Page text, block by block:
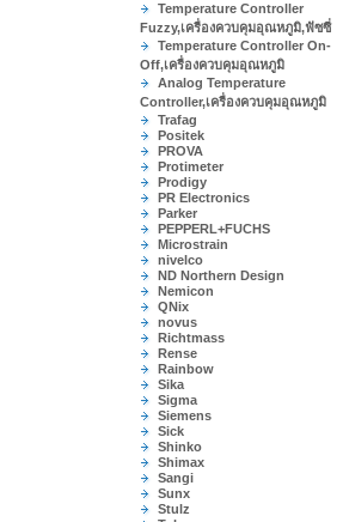
Temperature Controller
Fuzzy,เครื่องควบคุมอุณหภูมิ,ฟัซซี่
Temperature Controller On-
Off,เครื่องควบคุมอุณหภูมิ
Analog Temperature
Controller,เครื่องควบคุมอุณหภูมิ
Trafag
Positek
PROVA
Protimeter
Prodigy
PR Electronics
Parker
PEPPERL+FUCHS
Microstrain
nivelco
ND Northern Design
Nemicon
QNix
novus
Richtmass
Rense
Rainbow
Sika
Sigma
Siemens
Sick
Shinko
Shimax
Sangi
Sunx
Stulz